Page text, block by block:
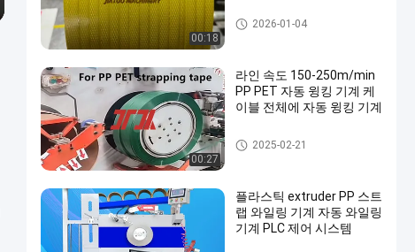
00:18
PP 포장 벨트
2026-01-04
00:27
라인 속도 150-250m/min
PP PET 자동 윙킹 기계 케
이블 전체에 자동 윙킹 기계
가죽끈 밴드 권상기
2025-02-21
플라스틱 extruder PP 스트
랩 와일링 기계 자동 와일링
기계 PLC 제어 시스템